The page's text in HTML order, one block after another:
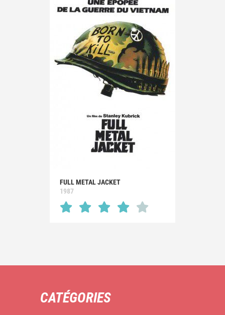
FULL METAL JACKET
1987
CATÉGORIES